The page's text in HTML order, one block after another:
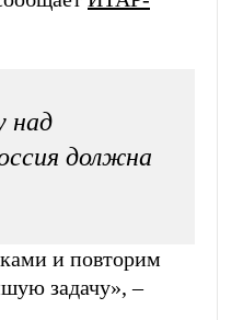
над
должна
и повторим
задачу», –